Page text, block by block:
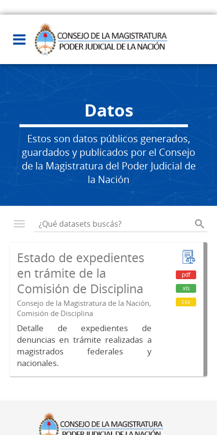
Datos
Estos son datos públicos generados,
guardados y publicados por el Consejo
de la Magistratura del Poder Judicial de
la Nación
Estado de expedientes
en trámite de la
Comisión de Disciplina
Consejo de la Magistratura de la Nación,
Comisión de Disciplina
Detalle de expedientes de
denuncias en trámite realizadas a
magistrados federales y
nacionales.
pdf
xls
csv